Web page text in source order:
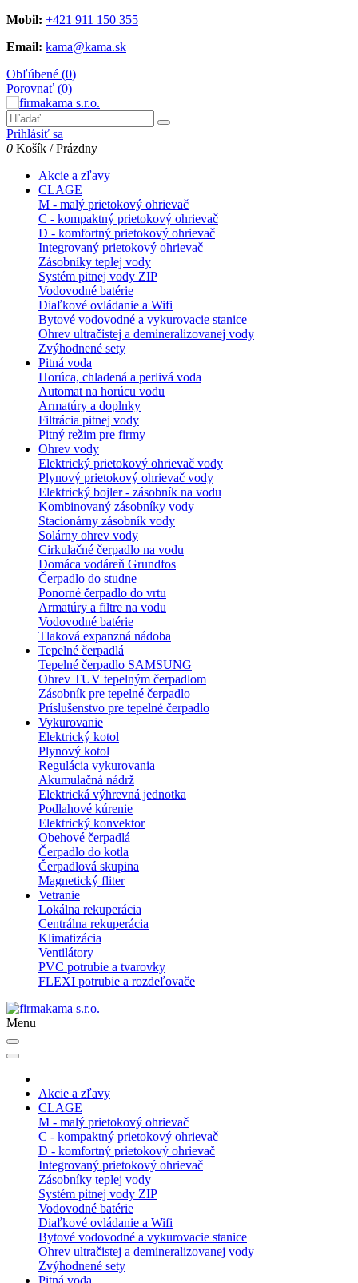
Mobil: +421 911 150 355
Email: kama@kama.sk
Obľúbené (0)
Porovnať (0)
Prihlásiť sa
0 Košík /Prázdny
Akcie a zľavy
CLAGE
M - malý prietokový ohrievač
C - kompaktný prietokový ohrievač
D - komfortný prietokový ohrievač
Integrovaný prietokový ohrievač
Zásobníky teplej vody
Systém pitnej vody ZIP
Vodovodné batérie
Diaľkové ovládanie a Wifi
Bytové vodovodné a vykurovacie stanice
Ohrev ultračistej a demineralizovanej vody
Zvýhodnené sety
Pitná voda
Horúca, chladená a perlivá voda
Automat na horúcu vodu
Armatúry a doplnky
Filtrácia pitnej vody
Pitný režim pre firmy
Ohrev vody
Elektrický prietokový ohrievač vody
Plynový prietokový ohrievač vody
Elektrický bojler - zásobník na vodu
Kombinovaný zásobníky vody
Stacionárny zásobník vody
Solárny ohrev vody
Cirkulačné čerpadlo na vodu
Domáca vodáreň Grundfos
Čerpadlo do studne
Ponorné čerpadlo do vrtu
Armatúry a filtre na vodu
Vodovodné batérie
Tlaková expanzná nádoba
Tepelné čerpadlá
Tepelné čerpadlo SAMSUNG
Ohrev TUV tepelným čerpadlom
Zásobník pre tepelné čerpadlo
Príslušenstvo pre tepelné čerpadlo
Vykurovanie
Elektrický kotol
Plynový kotol
Regulácia vykurovania
Akumulačná nádrž
Elektrická výhrevná jednotka
Podlahové kúrenie
Elektrický konvektor
Obehové čerpadlá
Čerpadlo do kotla
Čerpadlová skupina
Magnetický fliter
Vetranie
Lokálna rekuperácia
Centrálna rekuperácia
Klimatizácia
Ventilátory
PVC potrubie a tvarovky
FLEXI potrubie a rozdeľovače
Menu
Akcie a zľavy
CLAGE
M - malý prietokový ohrievač
C - kompaktný prietokový ohrievač
D - komfortný prietokový ohrievač
Integrovaný prietokový ohrievač
Zásobníky teplej vody
Systém pitnej vody ZIP
Vodovodné batérie
Diaľkové ovládanie a Wifi
Bytové vodovodné a vykurovacie stanice
Ohrev ultračistej a demineralizovanej vody
Zvýhodnené sety
Pitná voda